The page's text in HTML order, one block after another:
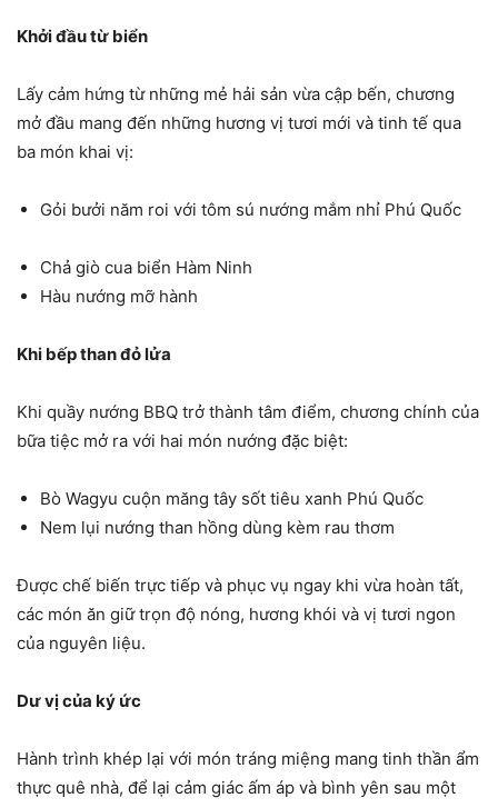
Khởi đầu từ biển
Lấy cảm hứng từ những mẻ hải sản vừa cập bến, chương
mở đầu mang đến những hương vị tươi mới và tinh tế qua
ba món khai vị:
Gỏi bưởi năm roi với tôm sú nướng mắm nhỉ Phú Quốc
Chả giò cua biển Hàm Ninh
Hàu nướng mỡ hành
Khi bếp than đỏ lửa
Khi quầy nướng BBQ trở thành tâm điểm, chương chính của
bữa tiệc mở ra với hai món nướng đặc biệt:
Bò Wagyu cuộn măng tây sốt tiêu xanh Phú Quốc
Nem lụi nướng than hồng dùng kèm rau thơm
Được chế biến trực tiếp và phục vụ ngay khi vừa hoàn tất,
các món ăn giữ trọn độ nóng, hương khói và vị tươi ngon
của nguyên liệu.
Dư vị của ký ức
Hành trình khép lại với món tráng miệng mang tinh thần ẩm
thực quê nhà, để lại cảm giác ấm áp và bình yên sau một